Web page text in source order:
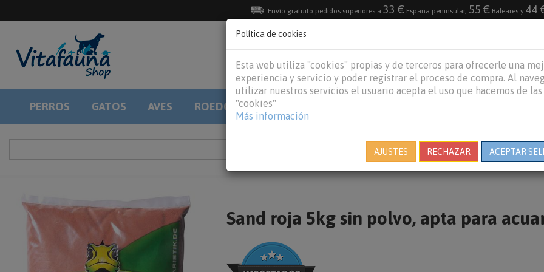
Envío gratuito pedidos superiores a 33 € España peninsular, 55 € Baleares y 44
DESTACADO
VACACIONES DE VERANO 2026
PERROS GATOS AVES ROEDORES REPTILES
Sand roja 5kg sin polvo, apta para
Política de cookies
Esta web utiliza "cookies" propias y de terceros para ofrecerle una
experiencia y servicio y poder registrar el proceso de compra. Al
utilizar nuestros servicios el usuario acepta el uso que hacemos de las
"cookies"
Más información
AJUSTES RECHAZAR ACEPTAR